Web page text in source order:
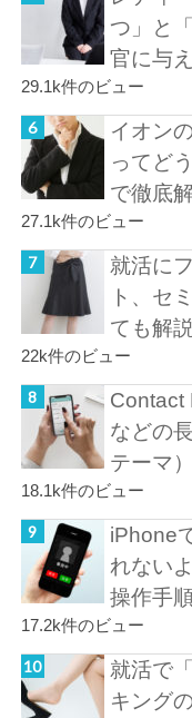
つ」と
官に与
29.1k件のビュー
イオン
ってど
で徹底
27.1k件のビュー
就活に
ト、セ
ても解説
22k件のビュー
Contact
などの
テーマ）
18.1k件のビュー
iPhone
れない
操作手順
17.2k件のビュー
就活で
キング